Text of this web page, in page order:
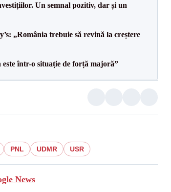
Un semnal pozitiv, dar și un
„România trebuie să revină la creștere
într-o situație de forță majoră”
PNL UDMR USR
News